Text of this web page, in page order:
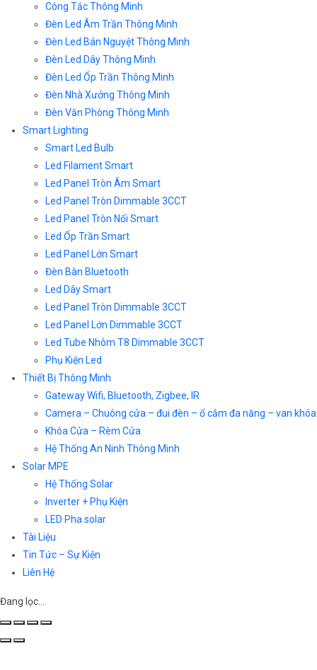
Công Tắc Thông Minh
Đèn Led Âm Trần Thông Minh
Đèn Led Bán Nguyệt Thông Minh
Đèn Led Dây Thông Minh
Đèn Led Ốp Trần Thông Minh
Đèn Nhà Xưởng Thông Minh
Đèn Văn Phòng Thông Minh
Smart Lighting
Smart Led Bulb
Led Filament Smart
Led Panel Tròn Âm Smart
Led Panel Tròn Dimmable 3CCT
Led Panel Tròn Nổi Smart
Led Ốp Trần Smart
Led Panel Lớn Smart
Đèn Bàn Bluetooth
Led Dây Smart
Led Panel Tròn Dimmable 3CCT
Led Panel Lớn Dimmable 3CCT
Led Tube Nhôm T8 Dimmable 3CCT
Phụ Kiện Led
Thiết Bị Thông Minh
Gateway Wifi, Bluetooth, Zigbee, IR
Camera – Chuông cửa – đui đèn – ổ cắm đa năng – van khóa
Khóa Cửa – Rèm Cửa
Hệ Thống An Ninh Thông Minh
Solar MPE
Hệ Thống Solar
Inverter + Phụ Kiện
LED Pha solar
Tài Liệu
Tin Tức – Sự Kiện
Liên Hệ
Đang lọc…